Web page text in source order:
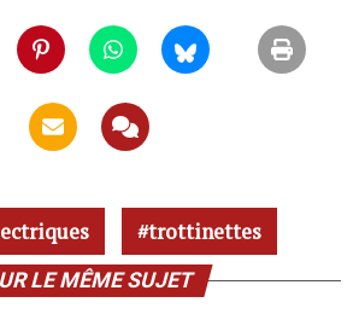
trottinettes
LE MÊME SUJET